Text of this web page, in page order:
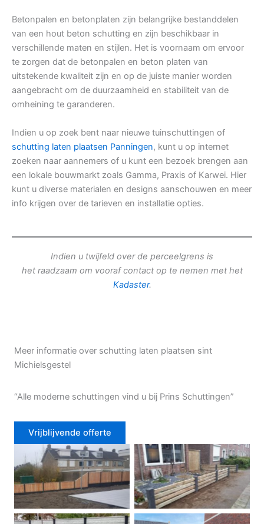
Betonpalen en betonplaten zijn belangrijke bestanddelen
van een hout beton schutting en zijn beschikbaar in
verschillende maten en stijlen. Het is voornaam om ervoor
te zorgen dat de betonpalen en beton platen van
uitstekende kwaliteit zijn en op de juiste manier worden
aangebracht om de duurzaamheid en stabiliteit van de
omheining te garanderen.
Indien u op zoek bent naar nieuwe tuinschuttingen of
schutting laten plaatsen Panningen, kunt u op internet
zoeken naar aannemers of u kunt een bezoek brengen aan
een lokale bouwmarkt zoals Gamma, Praxis of Karwei. Hier
kunt u diverse materialen en designs aanschouwen en meer
info krijgen over de tarieven en installatie opties.
Indien u twijfeld over de perceelgrens is
het raadzaam om vooraf contact op te nemen met het
Kadaster.
Meer informatie over schutting laten plaatsen sint
Michielsgestel
“Alle moderne schuttingen vind u bij Prins Schuttingen”
Vrijblijvende offerte
Douglas schutting Tuinhek voortuin